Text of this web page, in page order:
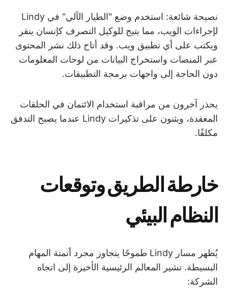
نصيحة شائعة: استخدم وضع "الطيار الآلي" في Lindy
لإجراءات الويب، مما يتيح للوكيل التصرف كإنسان ينقر
ويكتب على أي تطبيق ويب. وقد أتاح ذلك نشر المحتوى
عبر المنصات واستخراج البيانات من لوحات المعلومات
دون الحاجة إلى واجهات برمجة التطبيقات.
يحذر آخرون من مراقبة استخدام الائتمان في الحلقات
المعقدة، ويثنون على تذكيرات Lindy عندما يصبح التدفق
مكلفًا.
خارطة الطريق وتوقعات
النظام البيئي
يُظهر مسار Lindy طموحًا يتجاوز مجرد أتمتة المهام
البسيطة. تشير المعالم الرئيسية الأخيرة إلى اتجاه
الشركة: